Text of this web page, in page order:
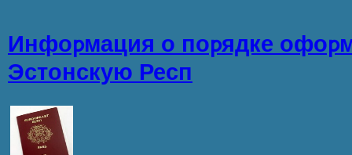
Инфоpмация о поpядке
Эстонскую Респ